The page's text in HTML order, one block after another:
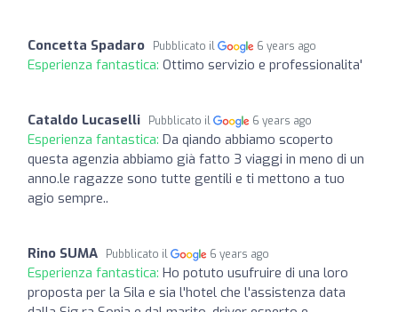
Concetta Spadaro Pubblicato il 6 years ago
Esperienza fantastica: Ottimo servizio e professionalita'
Cataldo Lucaselli Pubblicato il 6 years ago
Esperienza fantastica: Da qiando abbiamo scoperto
questa agenzia abbiamo già fatto 3 viaggi in meno di un
anno.le ragazze sono tutte gentili e ti mettono a tuo
agio sempre..
Rino SUMA Pubblicato il 6 years ago
Esperienza fantastica: Ho potuto usufruire di una loro
proposta per la Sila e sia l'hotel che l'assistenza data